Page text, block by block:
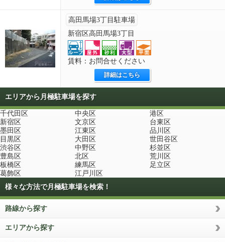
高田馬場3丁目駐車場
新宿区高田馬場3丁目
賃料：お問合せください
詳細はこちら
エリアから月極駐車場を探す
千代田区 中央区
港区
新宿区
文京区
台東区
墨田区
江東区
品川区
目黒区
大田区
世田谷区
渋谷区
中野区
杉並区
豊島区
北区
荒川区
板橋区
練馬区
足立区
葛飾区
江戸川区
様々な方法で月極駐車場を検索！
路線から探す
エリアから探す